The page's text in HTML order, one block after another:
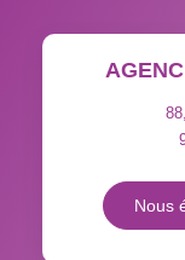
TAXE FONCIÈRE
RÉSULTATS DES
Nous